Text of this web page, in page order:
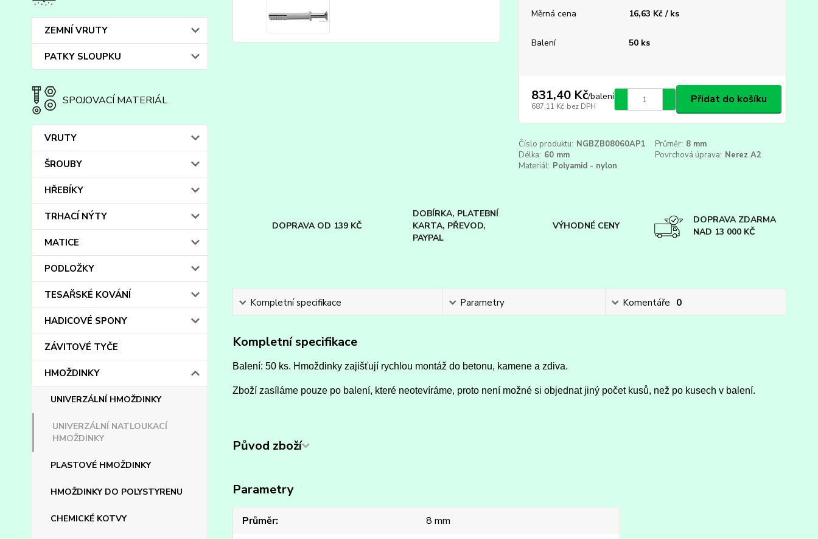
ZEMNÍ VRUTY
PATKY SLOUPKU
SPOJOVACÍ MATERIÁL
VRUTY
ŠROUBY
HŘEBÍKY
TRHACÍ NÝTY
MATICE
PODLOŽKY
TESAŘSKÉ KOVÁNÍ
HADICOVÉ SPONY
ZÁVITOVÉ TYČE
HMOŽDINKY
UNIVERZÁLNÍ HMOŽDINKY
UNIVERZÁLNÍ NATLOUKACÍ
HMOŽDINKY
PLASTOVÉ HMOŽDINKY
HMOŽDINKY DO POLYSTYRENU
CHEMICKÉ KOTVY
Měrná cena
16,63 Kč / ks
Balení 50 ks
831,40 Kč/balení
687,11 Kč bez DPH
Přidat do košíku
Číslo produktu: NGBZB08060AP1 Průměr: 8 mm
Délka: 60 mm Povrchová úprava: Nerez A2
Materiál: Polyamid - nylon
DOPRAVA OD 139 KČ
DOBÍRKA, PLATEBNÍ
KARTA, PŘEVOD,
PAYPAL
VÝHODNÉ CENY
DOPRAVA ZDARMA
NAD 13 000 KČ
Kompletní specifikace Parametry Komentáře 0
Kompletní specifikace
Balení: 50 ks. Hmoždinky zajišťují rychlou montáž do betonu, kamene a zdiva.
Zboží zasíláme pouze po balení, které neotevíráme, proto není možné si objednat jiný počet kusů, než po kusech v balení.
Původ zboží
Parametry
Průměr
8 mm